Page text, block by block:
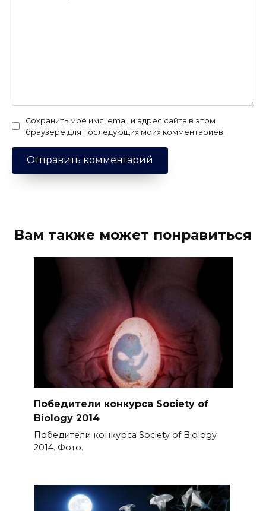
Сохранить моё имя, email и адрес сайта в этом
браузере для последующих моих комментариев.
Вам также может понравиться
Победители конкурса Society of
Biology 2014
Победители конкурса Society of Biology
2014. Фото.